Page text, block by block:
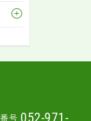
号 052-971-